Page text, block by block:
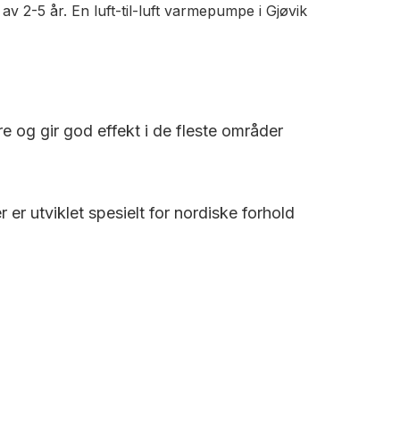
2-5 år. En luft-til-luft varmepumpe i Gjøvik
og gir god effekt i de fleste områder
er utviklet spesielt for nordiske forhold